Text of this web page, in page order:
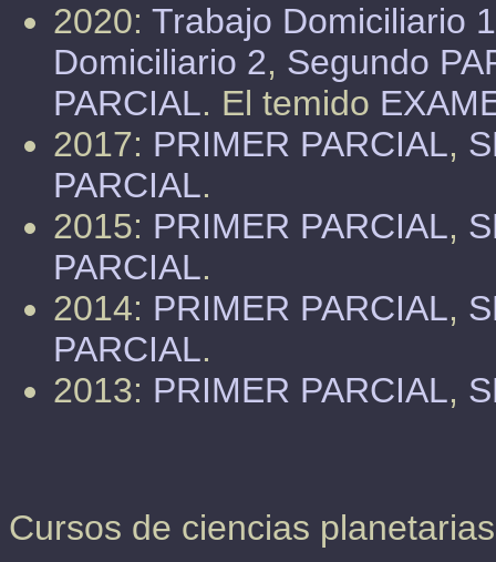
2020: Trabajo Domiciliario 1
Domiciliario 2, Segundo
PARCIAL. El temido
2017: PRIMER PARCIAL,
PARCIAL.
2015: PRIMER PARCIAL,
PARCIAL.
2014: PRIMER PARCIAL,
PARCIAL.
2013: PRIMER PARCIAL,
Cursos de ciencias